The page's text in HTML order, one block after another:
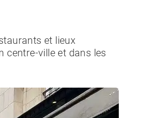
et lieux
centre-ville et dans les